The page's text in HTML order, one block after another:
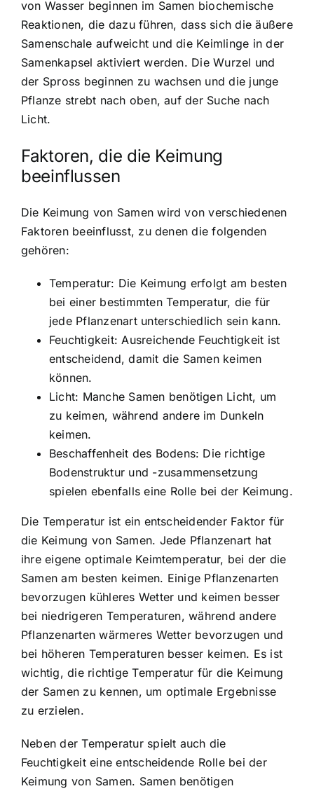
von Wasser beginnen im Samen biochemische
Reaktionen, die dazu führen, dass sich die äußere
Samenschale aufweicht und die Keimlinge in der
Samenkapsel aktiviert werden. Die Wurzel und
der Spross beginnen zu wachsen und die junge
Pflanze strebt nach oben, auf der Suche nach
Licht.
Faktoren, die die Keimung
beeinflussen
Die Keimung von Samen wird von verschiedenen
Faktoren beeinflusst, zu denen die folgenden
gehören:
Temperatur: Die Keimung erfolgt am besten
bei einer bestimmten Temperatur, die für
jede Pflanzenart unterschiedlich sein kann.
Feuchtigkeit: Ausreichende Feuchtigkeit ist
entscheidend, damit die Samen keimen
können.
Licht: Manche Samen benötigen Licht, um
zu keimen, während andere im Dunkeln
keimen.
Beschaffenheit des Bodens: Die richtige
Bodenstruktur und -zusammensetzung
spielen ebenfalls eine Rolle bei der Keimung.
Die Temperatur ist ein entscheidender Faktor für
die Keimung von Samen. Jede Pflanzenart hat
ihre eigene optimale Keimtemperatur, bei der die
Samen am besten keimen. Einige Pflanzenarten
bevorzugen kühleres Wetter und keimen besser
bei niedrigeren Temperaturen, während andere
Pflanzenarten wärmeres Wetter bevorzugen und
bei höheren Temperaturen besser keimen. Es ist
wichtig, die richtige Temperatur für die Keimung
der Samen zu kennen, um optimale Ergebnisse
zu erzielen.
Neben der Temperatur spielt auch die
Feuchtigkeit eine entscheidende Rolle bei der
Keimung von Samen. Samen benötigen